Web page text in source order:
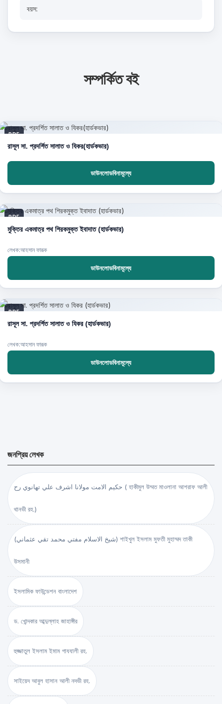
বয়স:
সম্পর্কিত বই
PDF
রাসূল সা. প্রদর্শিত সালাত ও যিকর(হার্ডকভার)
ডাউনলোডবিনামূল্যে
PDF
মুক্তির একমাত্র পথ শিরকমুক্ত ইবাদাত (হার্ডকভার)
লেখক:আহসান ফারূক
ডাউনলোডবিনামূল্যে
PDF
রাসূল সা. প্রদর্শিত সালাত ও যিকর (হার্ডকভার)
লেখক:আহসান ফারূক
ডাউনলোডবিনামূল্যে
জনপ্রিয় লেখক
حكيم الامت مولانا اشرف علي تهانوي رح ( হাকীমুল উম্মত মাওলানা আশরাফ আলী
থানভী রহ.)
(شيخ الاسلام مفتي محمد تقي عثماني) শাইখুল ইসলাম মুফতী মুহাম্মদ তাকী
উসমানী
ইসলামিক ফাউন্ডেশন বাংলাদেশ
ড. খোন্দকার আব্দুল্লাহ জাহাঙ্গীর
হুজ্জাতুল ইসলাম ইমাম গাযযালী রহ.
সাইয়েদ আবুল হাসান আলী নদভী রহ.